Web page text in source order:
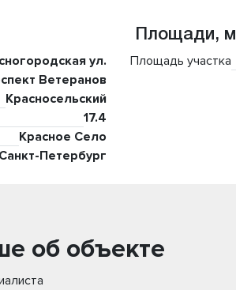
ул.
Ветеранов
Красносельский
17.4
Красное Село
Санкт-Петербург
Площади, м
Площадь участка
об объекте